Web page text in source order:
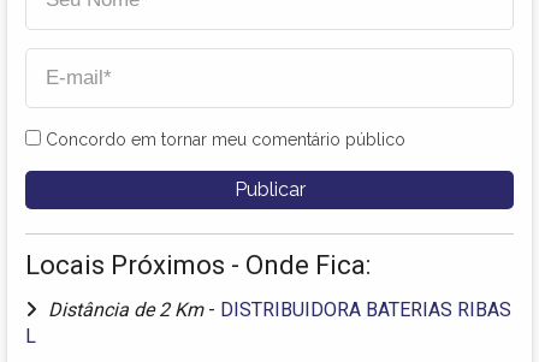
Concordo em tornar meu comentário público
Locais Próximos - Onde Fica:
Distância de 2 Km - DISTRIBUIDORA BATERIAS RIBAS
L